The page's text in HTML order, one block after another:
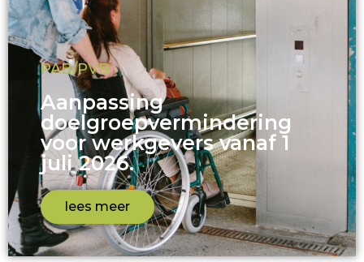
PAB/PVB
Aanpassing
doelgroepvermindering
voor werkgevers vanaf 1
juli 2026.
lees meer